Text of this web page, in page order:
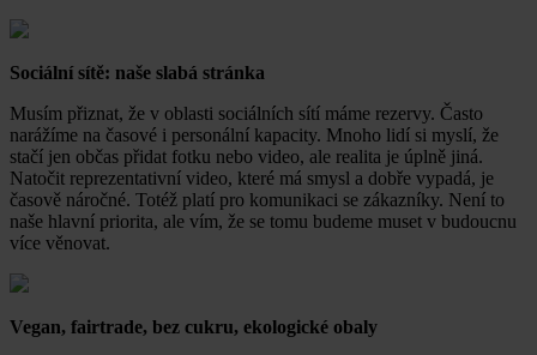
Sociální sítě: naše slabá stránka
Musím přiznat, že v oblasti sociálních sítí máme rezervy. Často
narážíme na časové i personální kapacity. Mnoho lidí si myslí, že
stačí jen občas přidat fotku nebo video, ale realita je úplně jiná.
Natočit reprezentativní video, které má smysl a dobře vypadá, je
časově náročné. Totéž platí pro komunikaci se zákazníky. Není to
naše hlavní priorita, ale vím, že se tomu budeme muset v budoucnu
více věnovat.
Vegan, fairtrade, bez cukru, ekologické obaly